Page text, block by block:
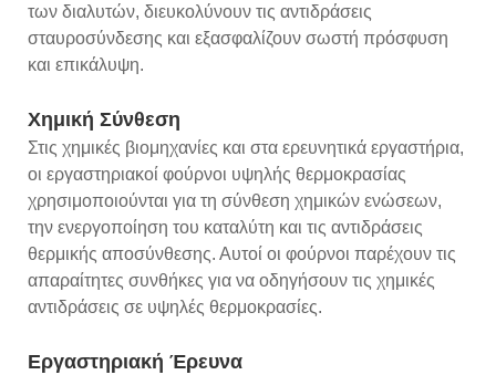
των διαλυτών, διευκολύνουν τις αντιδράσεις
σταυροσύνδεσης και εξασφαλίζουν σωστή πρόσφυση
και επικάλυψη.
Χημική Σύνθεση
Στις χημικές βιομηχανίες και στα ερευνητικά εργαστήρια,
οι εργαστηριακοί φούρνοι υψηλής θερμοκρασίας
χρησιμοποιούνται για τη σύνθεση χημικών ενώσεων,
την ενεργοποίηση του καταλύτη και τις αντιδράσεις
θερμικής αποσύνθεσης. Αυτοί οι φούρνοι παρέχουν τις
απαραίτητες συνθήκες για να οδηγήσουν τις χημικές
αντιδράσεις σε υψηλές θερμοκρασίες.
Εργαστηριακή Έρευνα